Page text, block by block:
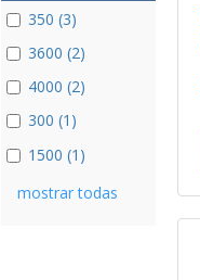
350 (3)
3600 (2)
4000 (2)
300 (1)
1500 (1)
mostrar todas